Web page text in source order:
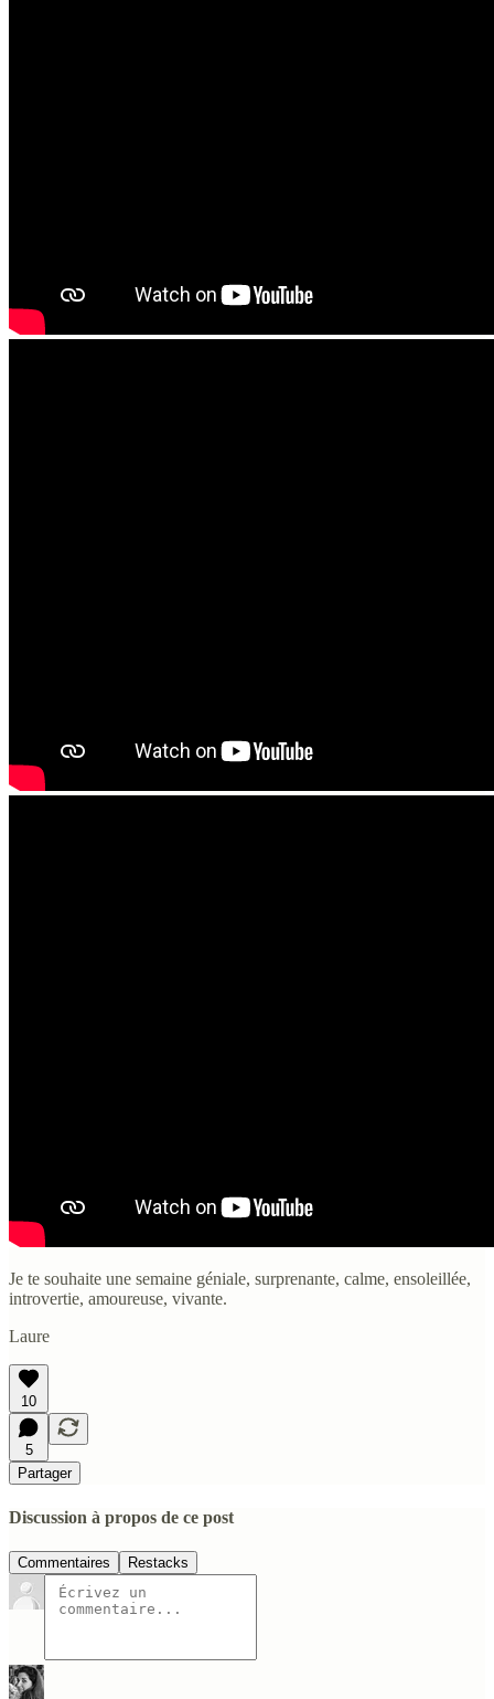
Je te souhaite une semaine géniale, surprenante, calme, ensoleillée,
introvertie, amoureuse, vivante.
Laure
10
5
Partager
Discussion à propos de ce post
Commentaires Restacks